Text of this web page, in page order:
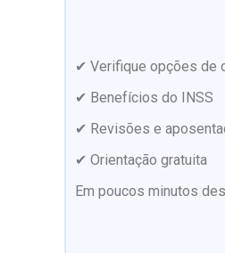
✔ Verifique opções de
✔ Benefícios do INSS
✔ Revisões e
✔ Orientação gratuita
Em poucos minutos